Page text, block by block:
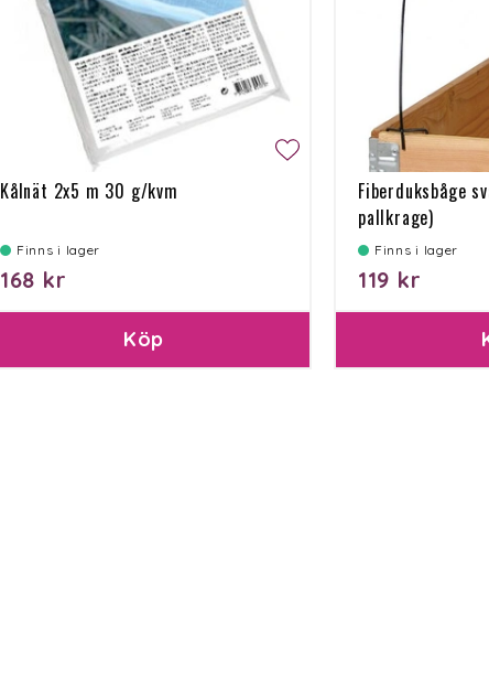
Kålnät 2x5 m 30 g/kvm
Finns i lager
168 kr
Köp
Fiberduksbåge
pallkrage)
Finns i lager
119 kr